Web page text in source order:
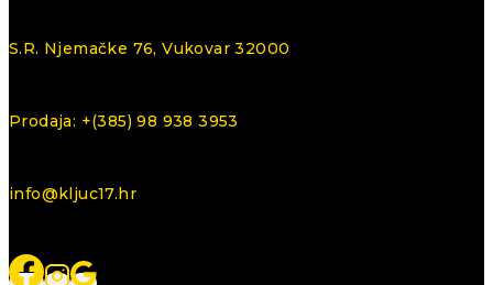
S.R. Njemačke 76, Vukovar 32000
Prodaja: +(385) 98 938 3953
info@kljuc17.hr